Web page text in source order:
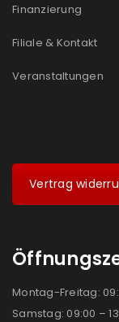
Finanzierung
Filiale & Kontakt
Veranstaltungen
Vertrag
Montag-Freitag:
Samstag: 09:00 –